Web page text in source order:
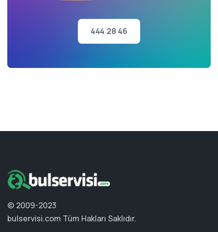
444 28 46
© 2009-2023
bulservisi.com Tüm Hakları Saklıdır.